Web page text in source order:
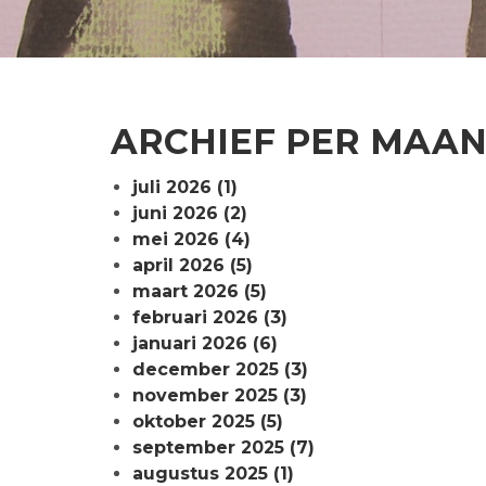
ARCHIEF PER
juli 2026 (1)
juni 2026 (2)
mei 2026 (4)
april 2026 (5)
maart 2026 (5)
februari 2026 (3)
januari 2026 (6)
december 2025 (3)
november 2025 (3)
oktober 2025 (5)
september 2025 (7)
augustus 2025 (1)